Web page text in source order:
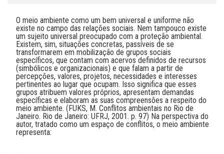
O meio ambiente como um bem universal e uniforme não
existe no campo das relações sociais. Nem tampouco existe
um sujeito universal preocupado com a proteção ambiental.
Existem, sim, situações concretas, passíveis de se
transformarem em mobilização de grupos sociais
específicos, que contam com acervos definidos de recursos
(simbólicos e organizacionais) e que falam a partir de
percepções, valores, projetos, necessidades e interesses
pertinentes ao lugar que ocupam. Isso significa que esses
grupos atribuem valores próprios, apresentam demandas
específicas e elaboram as suas compreensões a respeito do
meio ambiente. (FUKS, M. Conflitos ambientais no Rio de
Janeiro. Rio de Janeiro: UFRJ, 2001. p. 97) Na perspectiva do
autor, tratado como um espaço de conflitos, o meio ambiente
representa: